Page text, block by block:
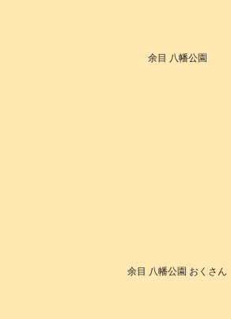
余目 八幡公園
余目 八幡公園 おくさん